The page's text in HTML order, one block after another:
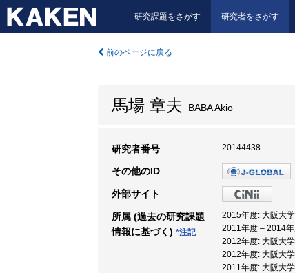
研究課題をさがす 研究者をさがす
前のページに戻る
馬場 章夫 BABA Akio
研究者番号 20144438
その他のID
外部サイト
所属 (過去の研究課題
情報に基づく) *注記
2015年度: 大阪大
2011年度 – 2014
2012年度: 大阪大
2012年度: 大阪大
2011年度: 大阪大